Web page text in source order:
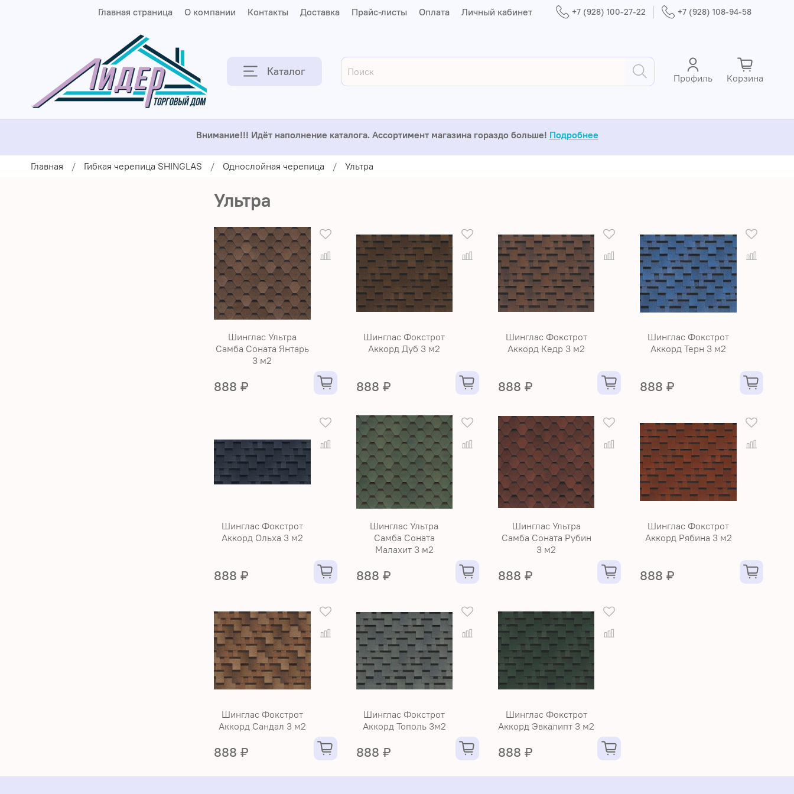
Главная страница О компании Контакты Доставка Прайс-листы Оплата Личный кабинет +7 (928) 100-27-22 +7 (928) 108-94-58
Каталог Профиль Корзина
Внимание!!! Идёт наполнение каталога. Ассортимент магазина гораздо больше! Подробнее
Главная Гибкая черепица SHINGLAS Однослойная черепица Ультра
Ультра
Шинглас Ультра
Самба Соната Янтарь
3 м2
888 ₽
Шинглас Фокстрот
Аккорд Дуб 3 м2
888 ₽
Шинглас Фокстрот
Аккорд Кедр 3 м2
888 ₽
Шинглас Фокстрот
Аккорд Терн 3 м2
888 ₽
Шинглас Фокстрот
Аккорд Ольха 3 м2
888 ₽
Шинглас Ультра
Самба Соната
Малахит 3 м2
888 ₽
Шинглас Ультра
Самба Соната Рубин
3 м2
888 ₽
Шинглас Фокстрот
Аккорд Рябина 3 м2
888 ₽
Шинглас Фокстрот
Аккорд Сандал 3 м2
888 ₽
Шинглас Фокстрот
Аккорд Тополь 3м2
888 ₽
Шинглас Фокстрот
Аккорд Эвкалипт 3 м2
888 ₽